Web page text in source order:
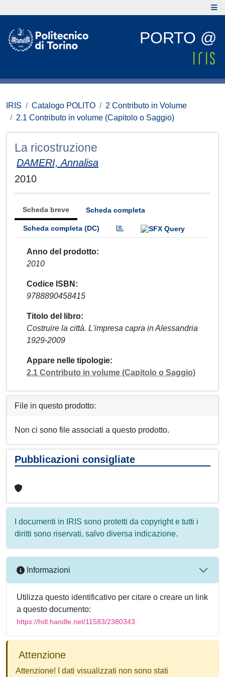
PORTO @
IRIS Catalogo POLITO
2 Contributo in Volume
2.1 Contributo in volume (Capitolo o Saggio)
La ricostruzione
DAMERI, Annalisa
2010
Scheda breve Scheda completa
Scheda completa (DC)
Anno del prodotto
2010
Codice ISBN
9788890458415
Titolo del libro
Costruire la città. L'impresa capra in Alessandria
1929-2009
Appare nelle tipologie
2.1 Contributo in volume (Capitolo o Saggio)
File in questo prodotto:
Non ci sono file associati a questo prodotto.
Pubblicazioni consigliate
I documenti in IRIS sono protetti da copyright e tutti i
diritti sono riservati, salvo diversa indicazione.
Informazioni
Utilizza questo identificativo per citare o creare un link
a questo documento:
https://hdl.handle.net/11583/2380343
Attenzione
Attenzione! I dati visualizzati non sono stati